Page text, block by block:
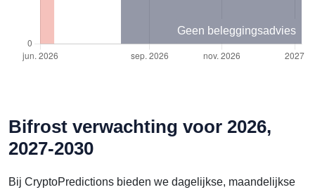
Geen beleggingsadvies
Bifrost verwachting voor 2026,
2027-2030
Bij CryptoPredictions bieden we dagelijkse, maandelijkse